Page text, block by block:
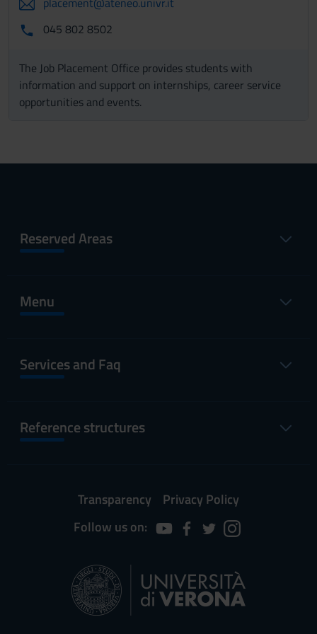
045 802 8502
The Job Placement Office provides students with
information and support on internships, career service
opportunities and events.
Reserved Areas
Menu
Services and Faq
Reference structures
Transparency
Privacy Policy
Follow us on: